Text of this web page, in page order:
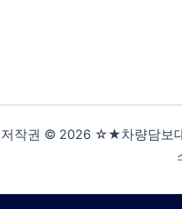
저작권 © 2026 ☆★차량담보